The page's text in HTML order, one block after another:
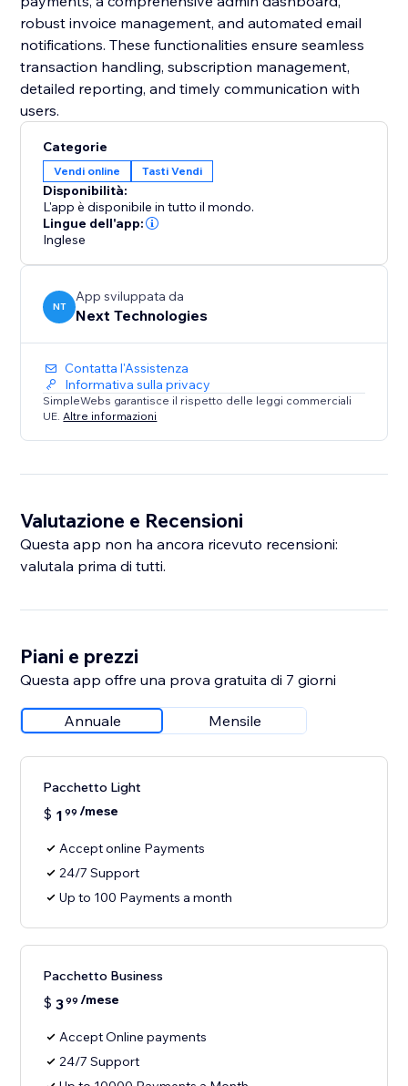
robust invoice management, and automated email
notifications. These functionalities ensure seamless
transaction handling, subscription management,
detailed reporting, and timely communication with
users.
Categorie
Vendi online Tasti Vendi
Disponibilità:
L'app è disponibile in tutto il mondo.
Lingue dell'app:
Inglese
NT
App sviluppata da
Next Technologies
Contatta l'Assistenza
Informativa sulla privacy
SimpleWebs garantisce il rispetto delle leggi commerciali
UE. Altre informazioni
Valutazione e Recensioni
Questa app non ha ancora ricevuto recensioni:
valutala prima di tutti.
Piani e prezzi
Questa app offre una prova gratuita di 7 giorni
Annuale Mensile
Pacchetto Light
$ 1 99 /mese
Accept online Payments
24/7 Support
Up to 100 Payments a month
Pacchetto Business
$ 399 /mese
Accept Online payments
24/7 Support